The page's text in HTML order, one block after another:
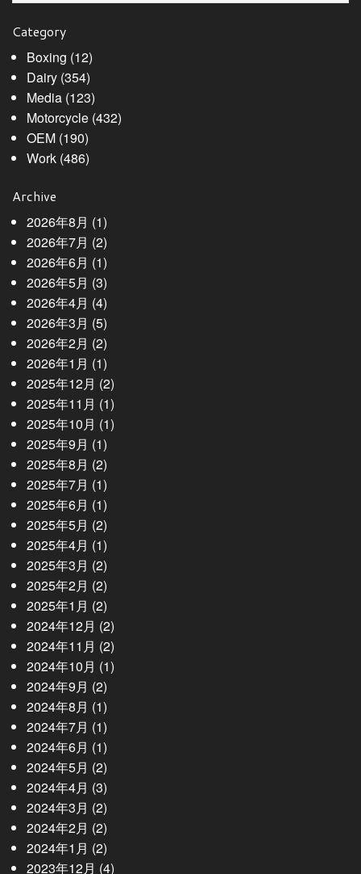
Category
Boxing (12)
Dairy(354)
Media(123)
Motorcycle(432)
OEM(190)
Work(486)
Archive
2026年8月 (1)
2026年7月 (2)
2026年6月 (1)
2026年5月 (3)
2026年4月 (4)
2026年3月 (5)
2026年2月 (2)
2026年1月 (1)
2025年12月 (2)
2025年11月 (1)
2025年10月 (1)
2025年9月 (1)
2025年8月 (2)
2025年7月 (1)
2025年6月 (1)
2025年5月 (2)
2025年4月 (1)
2025年3月 (2)
2025年2月 (2)
2025年1月 (2)
2024年12月 (2)
2024年11月 (2)
2024年10月 (1)
2024年9月 (2)
2024年8月 (1)
2024年7月 (1)
2024年6月 (1)
2024年5月 (2)
2024年4月 (3)
2024年3月 (2)
2024年2月 (2)
2024年1月 (2)
2023年12月 (4)